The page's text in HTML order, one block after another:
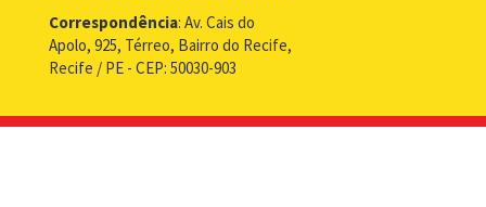
Correspondência: Av. Cais do
Apolo, 925, Térreo, Bairro do Recife,
Recife / PE - CEP: 50030-903